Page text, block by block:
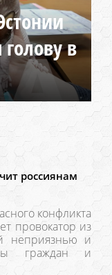
в
россиянам
конфликта
провокатор из
неприязнью и
граждан и